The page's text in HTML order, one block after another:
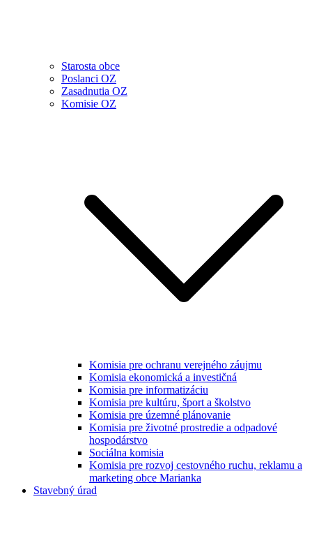
Starosta obce
Poslanci OZ
Zasadnutia OZ
Komisie OZ
Komisia pre ochranu verejného záujmu
Komisia ekonomická a investičná
Komisia pre informatizáciu
Komisia pre kultúru, šport a školstvo
Komisia pre územné plánovanie
Komisia pre životné prostredie a odpadové
hospodárstvo
Sociálna komisia
Komisia pre rozvoj cestovného ruchu, reklamu a
marketing obce Marianka
Stavebný úrad